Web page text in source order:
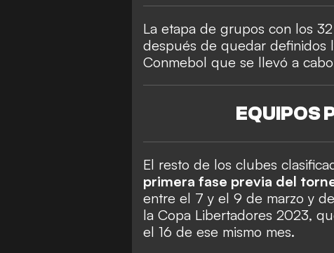
La etapa de grupos con los
después de quedar definidos
Conmebol que se llevó a
EQUIPOS
El resto de los clubes
primera fase previa del
entre el 7 y el 9 de marzo y
la Copa Libertadores 2023,
el 16 de ese mismo mes.